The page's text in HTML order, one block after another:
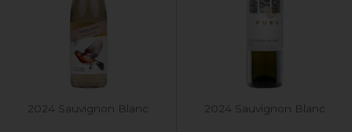
2024 Sauvignon Blanc 2024 Sauvignon Blanc